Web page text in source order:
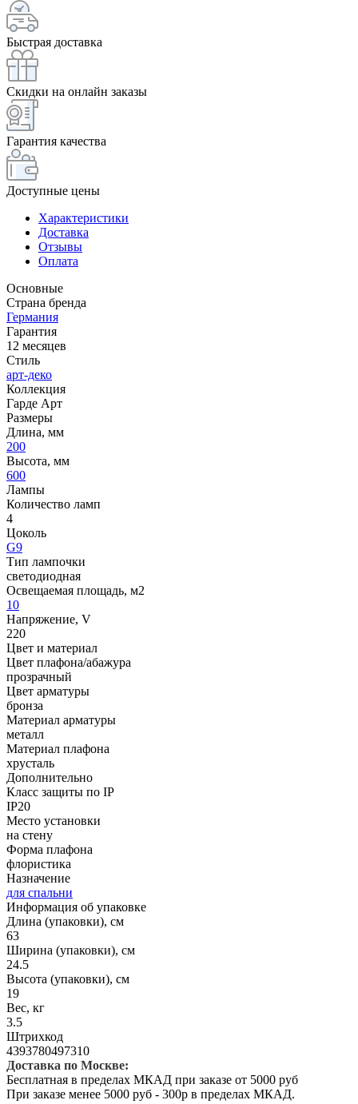
Быстрая доставка
Скидки на онлайн заказы
Гарантия качества
Доступные цены
Характеристики
Доставка
Отзывы
Оплата
Основные
Страна бренда
Германия
Гарантия
12 месяцев
Стиль
арт-деко
Коллекция
Гарде Арт
Размеры
Длина, мм
200
Высота, мм
600
Лампы
Количество ламп
4
Цоколь
G9
Тип лампочки
светодиодная
Освещаемая площадь, м2
10
Напряжение, V
220
Цвет и материал
Цвет плафона/абажура
прозрачный
Цвет арматуры
бронза
Материал арматуры
металл
Материал плафона
хрусталь
Дополнительно
Класс защиты по IP
IP20
Место установки
на стену
Форма плафона
флористика
Назначение
для спальни
Информация об упаковке
Длина (упаковки), см
63
Ширина (упаковки), см
24.5
Высота (упаковки), см
19
Вес, кг
3.5
Штрихкод
4393780497310
Доставка по Москве:
Бесплатная в пределах МКАД при заказе от 5000 руб
При заказе менее 5000 руб - 300р в пределах МКАД.